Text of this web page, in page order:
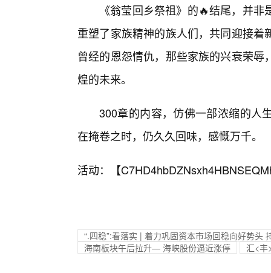
《翁莹回乡祭祖》的🔥结尾，并
重塑了家族精神的族人们，共同迎接
曾经的恩怨情仇，那些家族的兴衰荣
煌的未来。
300章的内容，仿佛一部浓缩的人
在掩卷之时，仍久久回味，感慨万千。
活动：【
“.四稳”:看落实 | 着力巩固资本市场回稳向好势头
海南板块午后拉升— 海峡股份逼近涨停
汇<